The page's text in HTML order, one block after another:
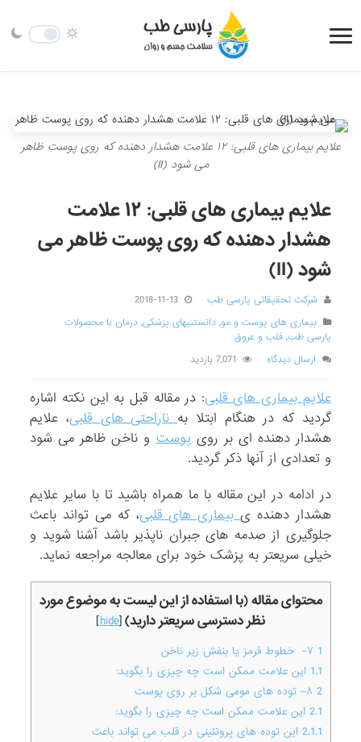
علایم بیماری های قلبی: ۱۲ علامت هشدار دهنده که روی پوست ظاهر
می شود (II)
علایم بیماری های قلبی: ۱۲ علامت
هشدار دهنده که روی پوست ظاهر می
شود (II)
شرکت تحقیقاتی پارسی طب
2018-11-13
بیماری های پوست و مو,دانستنیهای پزشکی,درمان با محصولات
پارسی طب,قلب و عروق
ارسال دیدگاه
7,071 بازدید
علایم بیماری های قلبی: در مقاله قبل به این نکته اشاره
گردید که در هنگام ابتلا بهناراحتی های قلبی، علایم
هشدار دهنده ای بر رویپوستو ناخن ظاهر می شود
و تعدادی از آنها ذکر گردید.
در ادامه در این مقاله با ما همراه باشید تا با سایر علایم
هشدار دهنده یبیماری های قلبی، که می تواند باعث
جلوگیری از صدمه های جبران ناپذیر باشد آشنا شوید و
خیلی سریعتر به پزشک خود برای معالجه مراجعه نماید.
محتوای مقاله (با استفاده از این لیست به موضوع مورد
نظر دسترسی سریعتر دارید)[
hide
]
1
1.1 این علامت ممکن است چه چیزی را بگوید:
2
2.1 این علامت ممکن است چه چیزی را بگوید:
2.1.1 این توده های پروتئینی در قلب می تواند باعث